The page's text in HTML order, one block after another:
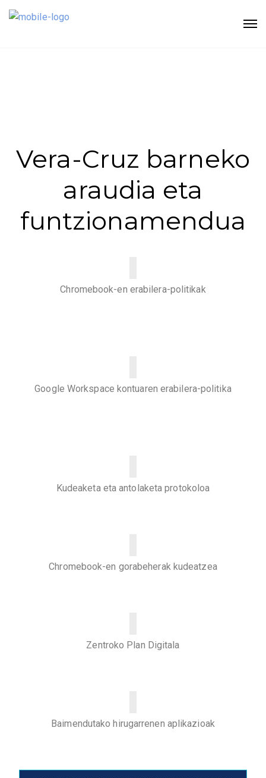
Vera-Cruz barneko
araudia eta
funtzionamendua
Chromebook-en erabilera-politikak
Google Workspace kontuaren erabilera-politika
Kudeaketa eta antolaketa protokoloa
Chromebook-en gorabeherak kudeatzea
Zentroko Plan Digitala
Baimendutako hirugarrenen aplikazioak